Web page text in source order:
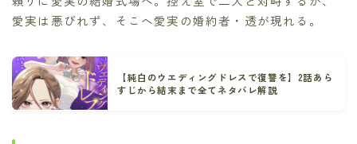
愛実は悪びれず、そこへ愛実の婚約者・透が現れる。
【純白のウエディングドレスで復讐を】2話あら
すじから結末まで全てネタバレ解説